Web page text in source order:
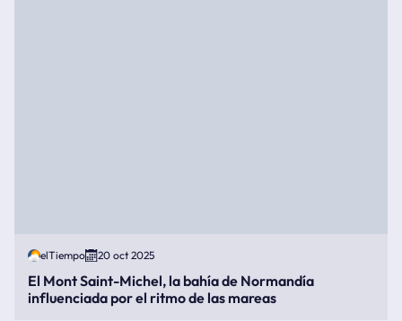
elTiempo 20 oct 2025
El Mont Saint-Michel, la bahía de Normandía
influenciada por el ritmo de las mareas